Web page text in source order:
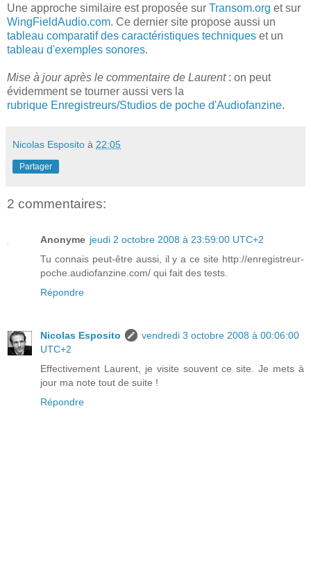
Une approche similaire est proposée sur Transom.org et sur
WingFieldAudio.com. Ce dernier site propose aussi un
tableau comparatif des caractéristiques techniques et un
tableau d'exemples sonores.
Mise à jour après le commentaire de Laurent: on peut
évidemment se tourner aussi vers la
rubrique Enregistreurs/Studios de poche d'Audiofanzine.
Nicolas Esposito à 22:05
Partager
2 commentaires:
Anonyme jeudi 2 octobre 2008 à 23:59:00 UTC+2
Tu connais peut-être aussi, il y a ce site http://enregistreur-
poche.audiofanzine.com/ qui fait des tests.
Répondre
Nicolas Esposito
vendredi 3 octobre 2008 à 00:06:00
UTC+2
Effectivement Laurent, je visite souvent ce site. Je mets à
jour ma note tout de suite !
Répondre